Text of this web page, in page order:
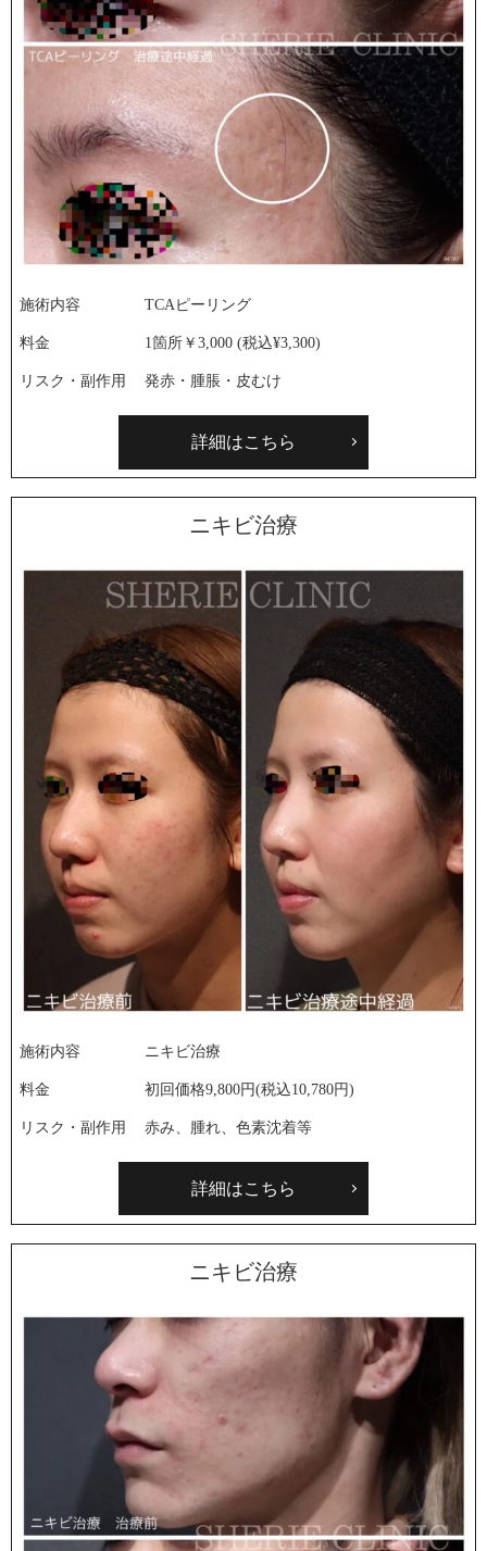
施術内容 TCAピーリング
料金 1箇所￥3,000 (税込¥3,300)
リスク・副作用 発赤・腫脹・皮むけ
詳細はこちら
ニキビ治療
施術内容 ニキビ治療
料金 初回価格9,800円(税込10,780円)
リスク・副作用 赤み、腫れ、色素沈着等
詳細はこちら
ニキビ治療